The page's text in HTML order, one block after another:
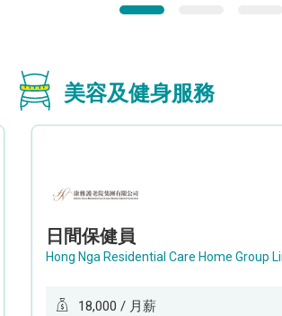
美容及健身服務
日間保健員
Hong Nga Residential Care Home Group
18,000 / 月薪